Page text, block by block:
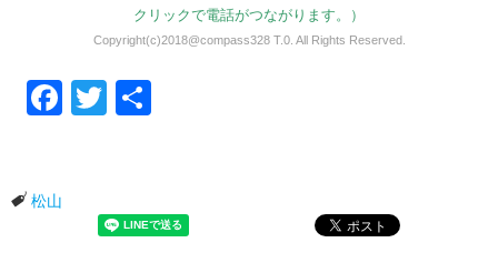
クリックで電話がつながります。）
Copyright(c)2018@compass328 T.0. All Rights Reserved.
FacebookTwitter
松山